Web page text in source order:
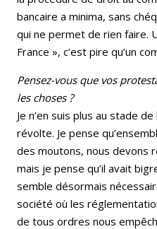
bancaire a minima, sans
qui ne permet de rien faire.
France », c’est pire qu’un
Pensez-vous que vos
les choses ?
Je n’en suis plus au stade
révolte. Je pense
des moutons, nous devons
mais je pense qu’il avait
semble désormais
société où les
de tous ordres nous